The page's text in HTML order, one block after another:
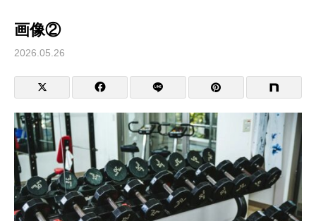
画像②
2026.05.26